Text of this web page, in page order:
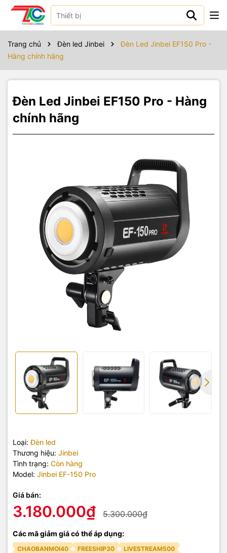
Trang chủ Đèn led Jinbei
Đèn Led Jinbei EF150 Pro -
Hàng chính hãng
Đèn Led Jinbei EF150 Pro - Hàng
chính hãng
Loại: Đèn led
Thương hiệu: Jinbei
Tình trạng: Còn hàng
Model: Jinbei EF-150 Pro
Giá bán:
3.180.000₫ 5.300.000₫
Các mã giảm giá có thể áp dụng:
CHAOBANMOI40 FREESHIP30
LIVESTREAM500
Sản phẩm bao gồm
Đèn led Jinbei EF-150Pro
Cáp nguồn x 1